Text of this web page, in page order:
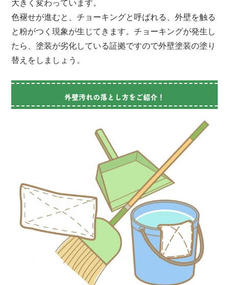
大きく変わっています。
色褪せが進むと、チョーキングと呼ばれる、外壁を触る
と粉がつく現象が生じてきます。チョーキングが発生し
たら、塗装が劣化している証拠ですので外壁塗装の塗り
替えをしましょう。
外壁汚れの落とし方をご紹介！